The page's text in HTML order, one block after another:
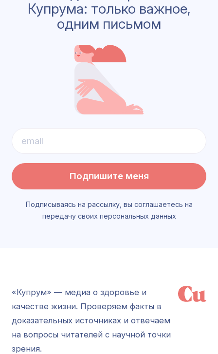
Купрума: только важное,
одним письмом
Подпишите меня
Подписываясь на рассылку, вы соглашаетесь на
передачу своих персональных данных
«Купрум» — медиа о здоровье и
качестве жизни. Проверяем факты в
доказательных источниках и отвечаем
на вопросы читателей с научной точки
зрения.